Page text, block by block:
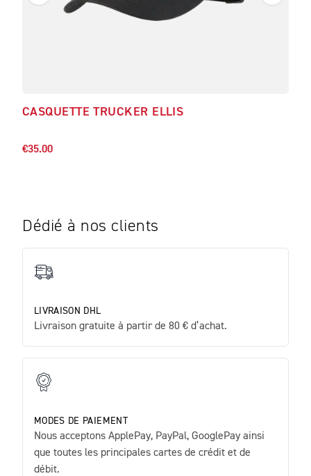
CASQUETTE TRUCKER ELLIS
€35.00
Dédié à nos clients
LIVRAISON DHL
Livraison gratuite à partir de 80 € d’achat.
MODES DE PAIEMENT
Nous acceptons ApplePay, PayPal, GooglePay ainsi
que toutes les principales cartes de crédit et de
débit.